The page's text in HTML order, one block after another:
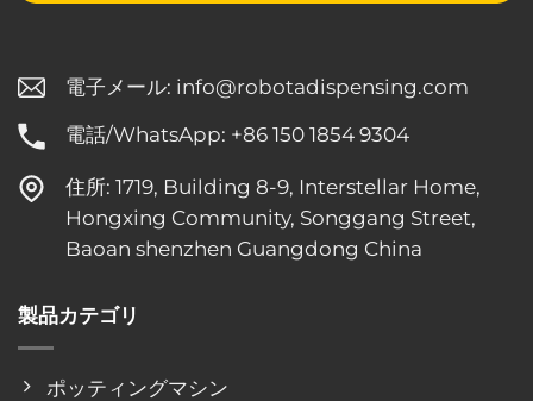
電子メール: info@robotadispensing.com
電話/WhatsApp: +86 150 1854 9304
住所: 1719, Building 8-9, Interstellar Home,
Hongxing Community, Songgang Street,
Baoan shenzhen Guangdong China
製品カテゴリ
ポッティングマシン